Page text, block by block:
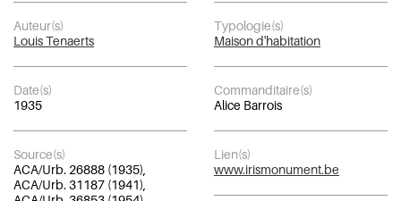
Auteur(s)
Louis Tenaerts
Typologie(s)
Maison d'habitation
Date(s)
1935
Commanditaire(s)
Alice Barrois
Source(s)
ACA/Urb. 26888 (1935),
ACA/Urb. 31187 (1941),
Lien(s)
www.irismonument.be